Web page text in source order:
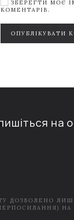
ЗБЕРЕГТИ МОЄ
КОМЕНТАРІВ.
ОПУБЛІКУВАТИ
на
ДОЗВОЛЕНО
НА